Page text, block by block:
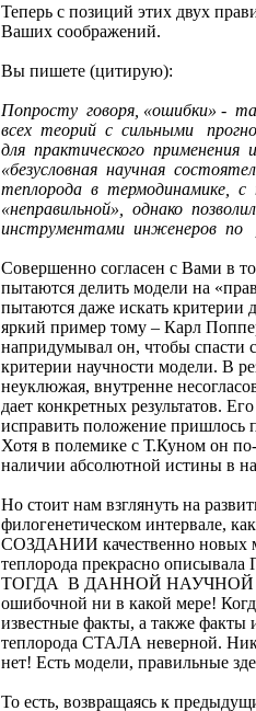
Теперь с позиций этих двух
Ваших соображений.
Вы пишете (цитирую):
Попросту говоря, «ошибки» -
всех теорий с сильными
для практического применения
«безусловная научная
теплорода в термодинамике, с
«неправильной»,
однако
инструментами инженеров по
Совершенно согласен с Вами в
пытаются делить модели на
пытаются даже искать критерии
яркий пример тому – Карл
напридумывал он, чтобы спасти
критерии научности модели. В
неуклюжая, внутренне
дает конкретных результатов.
исправить положение пришлось
Хотя в полемике с Т.Куном он
наличии абсолютной истины в
Но стоит нам взглянуть на
филогенетическом интервале,
СОЗДАНИИ качественно новых
теплорода прекрасно
ТОГДА В ДАННОЙ НАУЧНОЙ
ошибочной ни в какой мере!
известные факты, а также факты
теплорода СТАЛА неверной.
нет! Есть модели, правильные
То есть, возвращаясь к